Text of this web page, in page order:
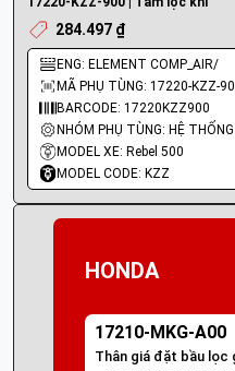
284.497 ₫
ENG: ELEMENT COMP_AIR/
MÃ PHỤ TÙNG: 17220-KZZ-
BARCODE: 17220KZZ900
MODEL XE: Rebel 500
MODEL CODE: KZZ
HONDA
17210-MKG-A00
Thân giá đặt bầu lọc